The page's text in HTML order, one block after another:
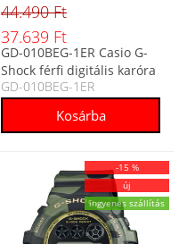
44.490 Ft
37.639 Ft
GD-010BEG-1ER Casio G-
Shock férfi digitális karóra
GD-010BEG-1ER
-15 %
új
ingyenes szállítás